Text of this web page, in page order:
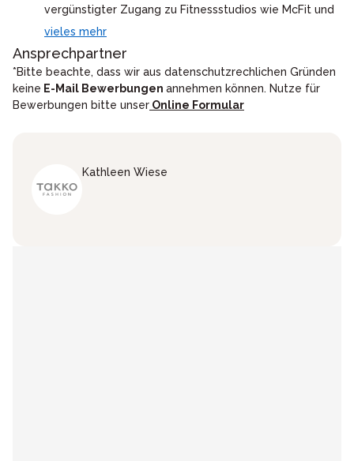
vergünstigter Zugang zu Fitnessstudios wie McFit und
vieles mehr
Ansprechpartner
*Bitte beachte, dass wir aus datenschutzrechlichen Gründen
keine E-Mail Bewerbungen annehmen können. Nutze für
Bewerbungen bitte unser Online Formular
Kathleen Wiese